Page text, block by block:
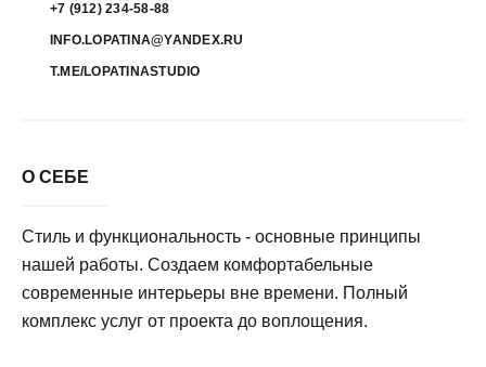
+7 (912) 234-58-88
INFO.LOPATINA@YANDEX.RU
T.ME/LOPATINASTUDIO
О СЕБЕ
Стиль и функциональность - основные принципы
нашей работы. Создаем комфортабельные
современные интерьеры вне времени. Полный
комплекс услуг от проекта до воплощения.